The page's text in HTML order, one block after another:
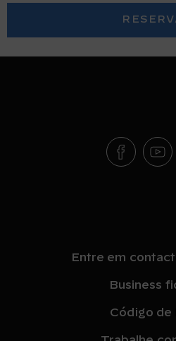
Entre em
Business
Código de